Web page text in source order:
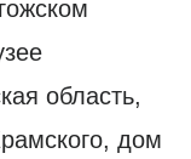
область,
дом